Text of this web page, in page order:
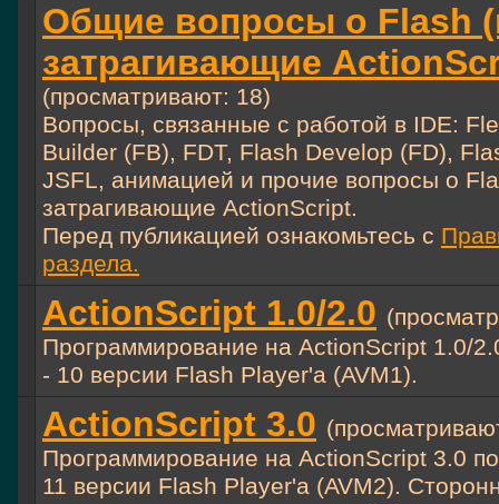
Общие вопросы о Flash
затрагивающие
(просматривают: 18)
Вопросы, связанные с работой в IDE:
Builder (FB), FDT, Flash Develop (FD),
JSFL, анимацией и прочие вопросы о
затрагивающие ActionScript.
Перед публикацией ознакомьтесь с
раздела.
ActionScript 1.0/2.0
Программирование на ActionScript 1.0/
- 10 версии Flash Player'а (AVM1).
ActionScript 3.0
Программирование на ActionScript 3.0
11 версии Flash Player'а (AVM2).